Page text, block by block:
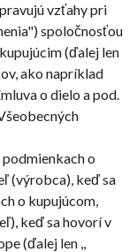
vzťahy pri
spoločnosťou
(ďalej len
ako napríklad
o dielo a pod.
o
(výrobca), keď sa
o kupujúcom,
keď sa hovorí v
(ďalej len ,,